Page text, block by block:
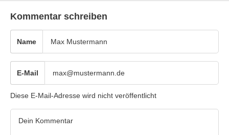
Kommentar schreiben
Name
E-Mail
Diese E-Mail-Adresse wird nicht veröffentlicht